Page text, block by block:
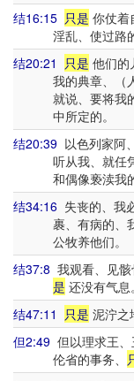
结16:15 只是 你仗着
淫乱、使过路
结20:21 只是 他们的
我的典章、（
就说、要将我
中所定的。
结20:39 以色列家阿
听从我、就任
和偶像亵渎我
结34:16 失丧的、我
裹、有病的、
公牧养他们。
结37:8 我观看、见
是 还没有气息。
结47:11 只是 泥泞之
但2:49 但以理求王
伦省的事务、